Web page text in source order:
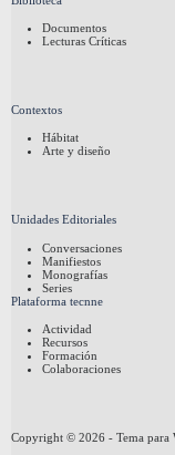
Documentos
Lecturas Críticas
Contextos
Hábitat
Arte y diseño
Unidades Editoriales
Conversaciones
Manifiestos
Monografías
Series
Plataforma tecnne
Actividad
Recursos
Formación
Colaboraciones
Copyright © 2026 - Tema para